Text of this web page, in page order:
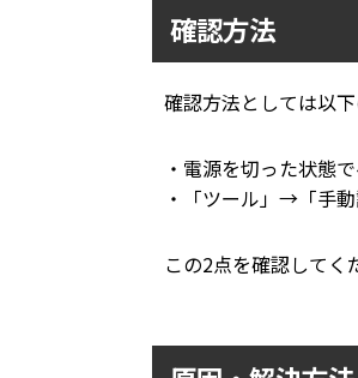
確認方法
確認方法としては以下
・電源を切った状態
・「ツール」→「手
この2点を確認してく